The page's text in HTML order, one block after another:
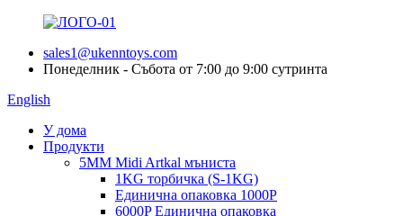
sales1@ukenntoys.com
Понеделник - Събота от 7:00 до 9:00 сутринта
English
У дома
Продукти
5MM Midi Artkal мъниста
1KG торбичка (S-1KG)
Единична опаковка 1000P
6000P Единична опаковка